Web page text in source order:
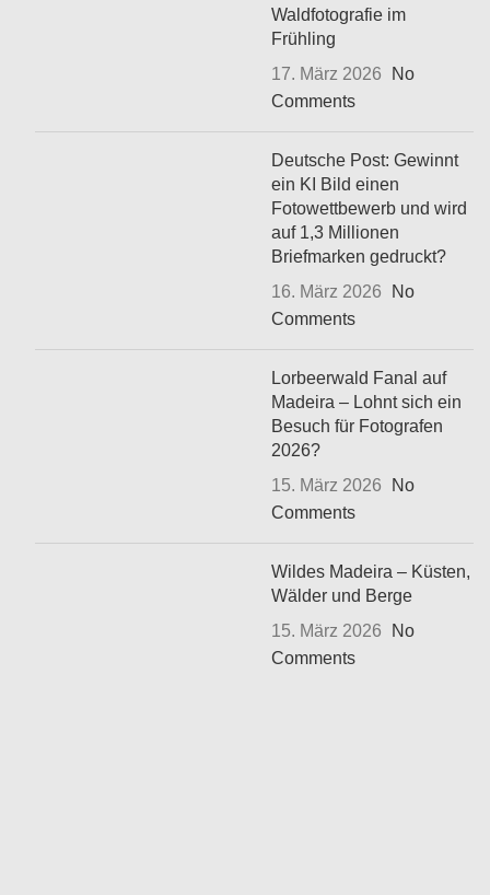
Waldfotografie im
Frühling
17. März 2026
No
Comments
Deutsche Post: Gewinnt
ein KI Bild einen
Fotowettbewerb und wird
auf 1,3 Millionen
Briefmarken gedruckt?
16. März 2026
No
Comments
Lorbeerwald Fanal auf
Madeira – Lohnt sich ein
Besuch für Fotografen
2026?
15. März 2026
No
Comments
Wildes Madeira – Küsten,
Wälder und Berge
15. März 2026
No
Comments